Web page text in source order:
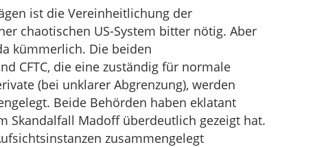
ist die Vereinheitlichung der
chaotischen US-System bitter nötig. Aber
kümmerlich. Die beiden
CFTC, die eine zuständig für normale
(bei unklarer Abgrenzung), werden
Beide Behörden haben eklatant
Skandalfall Madoff überdeutlich gezeigt hat.
zusammengelegt